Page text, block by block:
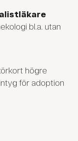
bl.a. utan
högre
för adoption